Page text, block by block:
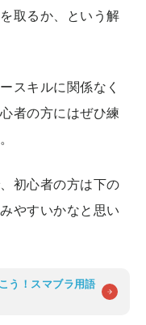
取るか、という解
スキルに関係なく
者の方にはぜひ練
初心者の方は下の
やすいかなと思い
う！スマブラ用語